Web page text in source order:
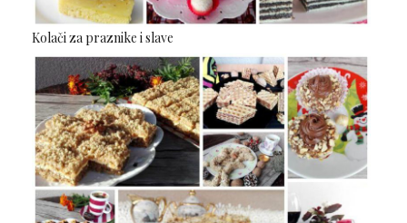
Kolači za praznike i slave